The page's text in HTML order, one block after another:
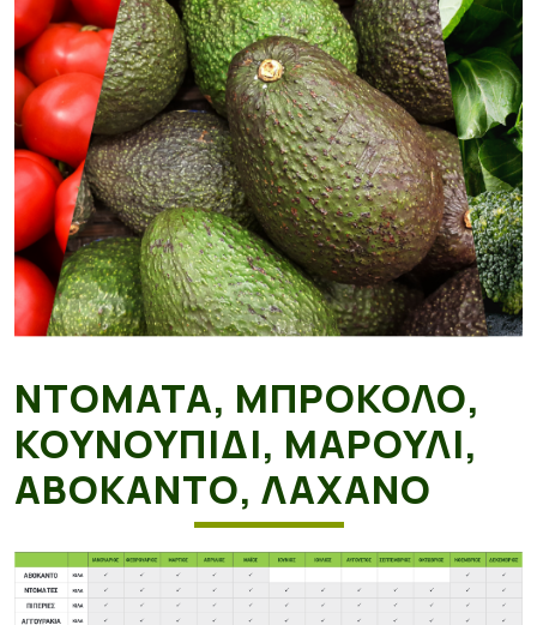
ΝΤΟΜΑΤΑ, ΜΠΡΟΚΟΛΟ,
ΚΟΥΝΟΥΠΙΔΙ, ΜΑΡΟΥΛΙ,
ΑΒΟΚΑΝΤΟ, ΛΑΧΑΝΟ